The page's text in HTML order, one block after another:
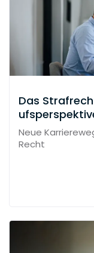
Das
ekämpfung
Neue
Recht